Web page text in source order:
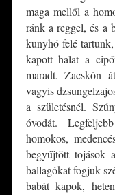
maga mellől a
ránk a reggel, és a
kunyhó felé
kapott halat a
maradt. Zacskón
vagyis
a születésnél.
óvodát.
homokos,
begyűjtött tojások
ballagókat fogjuk
babát kapok,